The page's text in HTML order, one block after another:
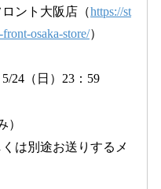
ント大阪店（https://st
osaka-store/）
24（日）23：59
）
は別途お送りするメ